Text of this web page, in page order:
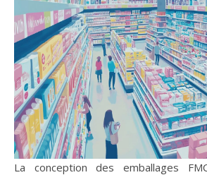
La conception des emballages